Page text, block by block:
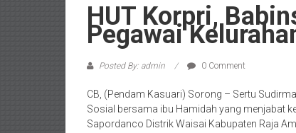
HUT Korpri,
Pegawai
Posted By: admin 0 Comment
CB, (Pendam Kasuari) Sorong – Sertu
Sosial bersama ibu Hamidah yang menjabat
Sapordanco Distrik Waisai Kabupaten Raja